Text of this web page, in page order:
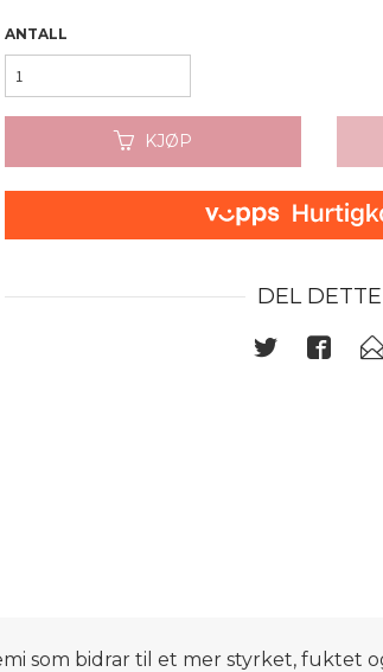
ANTALL
KJØP
DEL DETTE
som bidrar til et mer styrket, fuktet